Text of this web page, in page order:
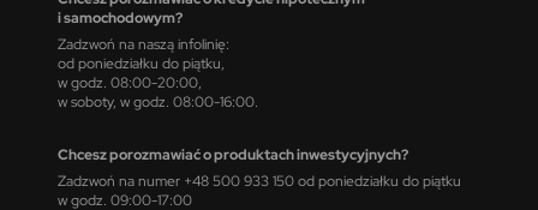
i samochodowym?
Zadzwoń na naszą infolinię:
od poniedziałku do piątku,
w godz. 08:00-20:00,
w soboty, w godz. 08:00-16:00.
Chcesz porozmawiać o produktach inwestycyjnych?
Zadzwoń na numer +48 500 933 150 od poniedziałku do piątku
w godz. 09:00-17:00